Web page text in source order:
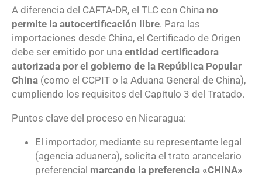
A diferencia del CAFTA-DR, el TLC con China no
permite la autocertificación libre. Para las
importaciones desde China, el Certificado de Origen
debe ser emitido por una entidad certificadora
autorizada por el gobierno de la República Popular
China (como el CCPIT o la Aduana General de China),
cumpliendo los requisitos del Capítulo 3 del Tratado.
Puntos clave del proceso en Nicaragua:
El importador, mediante su representante legal
(agencia aduanera), solicita el trato arancelario
preferencial marcando la preferencia «CHINA»